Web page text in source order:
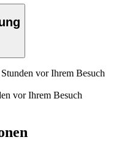
vor Ihrem Besuch
vor Ihrem Besuch